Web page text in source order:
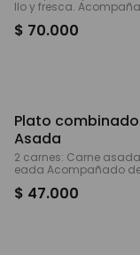
llo y fresca.
cado.
$ 70.000
Plato combinado Oreada/ Carne
Asada
2 carnes: Carne
eada Acompañado
$ 47.000